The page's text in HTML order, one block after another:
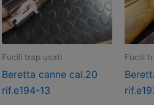
Fucili trap usati
Beretta canne cal.20
rif.e194-13
Fucili